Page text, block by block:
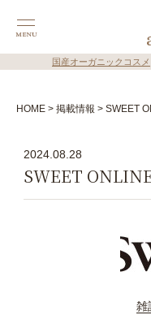
国産オーガニックコスメ
HOME 掲載情報 SWEET
2024.08.28
SWEET
雑